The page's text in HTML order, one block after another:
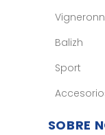
Balizh
Sport
SOBRE